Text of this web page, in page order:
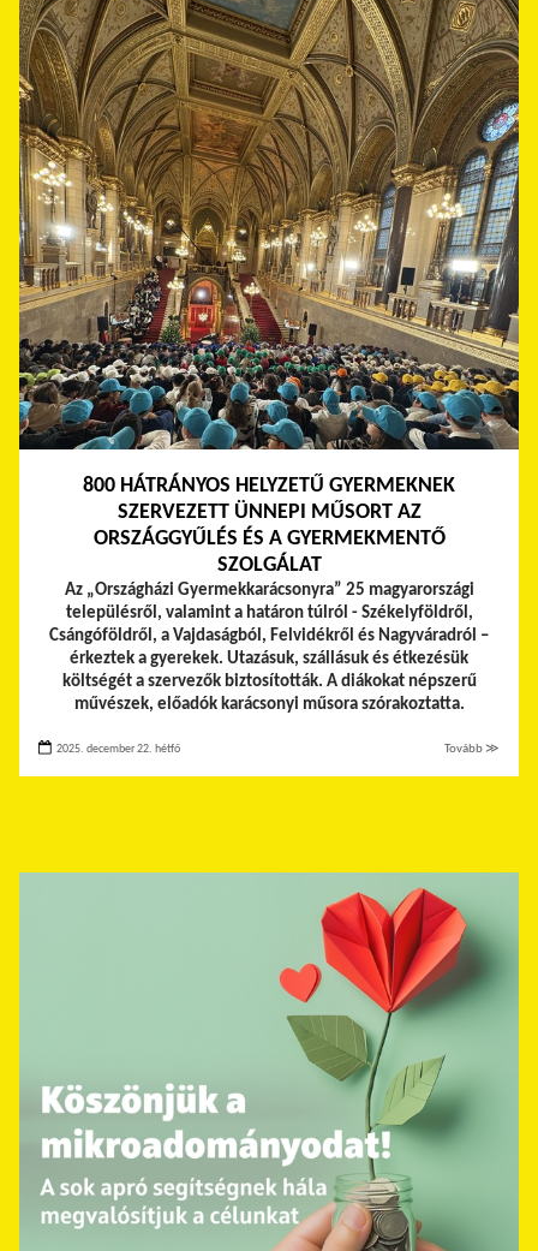
800 HÁTRÁNYOS HELYZETŰ GYERMEKNEK
SZERVEZETT ÜNNEPI MŰSORT AZ
ORSZÁGGYŰLÉS ÉS A GYERMEKMENTŐ
SZOLGÁLAT
Az „Országházi Gyermekkarácsonyra” 25 magyarországi
településről, valamint a határon túlról - Székelyföldről,
Csángóföldről, a Vajdaságból, Felvidékről és Nagyváradról –
érkeztek a gyerekek. Utazásuk, szállásuk és étkezésük
költségét a szervezők biztosították. A diákokat népszerű
művészek, előadók karácsonyi műsora szórakoztatta.
2025. december 22. hétfő Tovább ≫